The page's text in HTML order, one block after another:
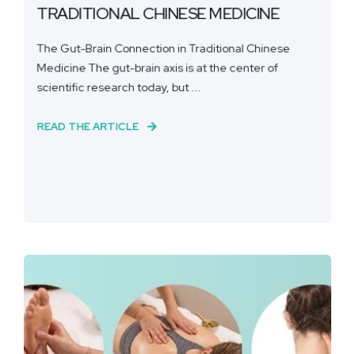
TRADITIONAL CHINESE MEDICINE
The Gut-Brain Connection in Traditional Chinese
Medicine The gut-brain axis is at the center of
scientific research today, but ...
READ THE ARTICLE